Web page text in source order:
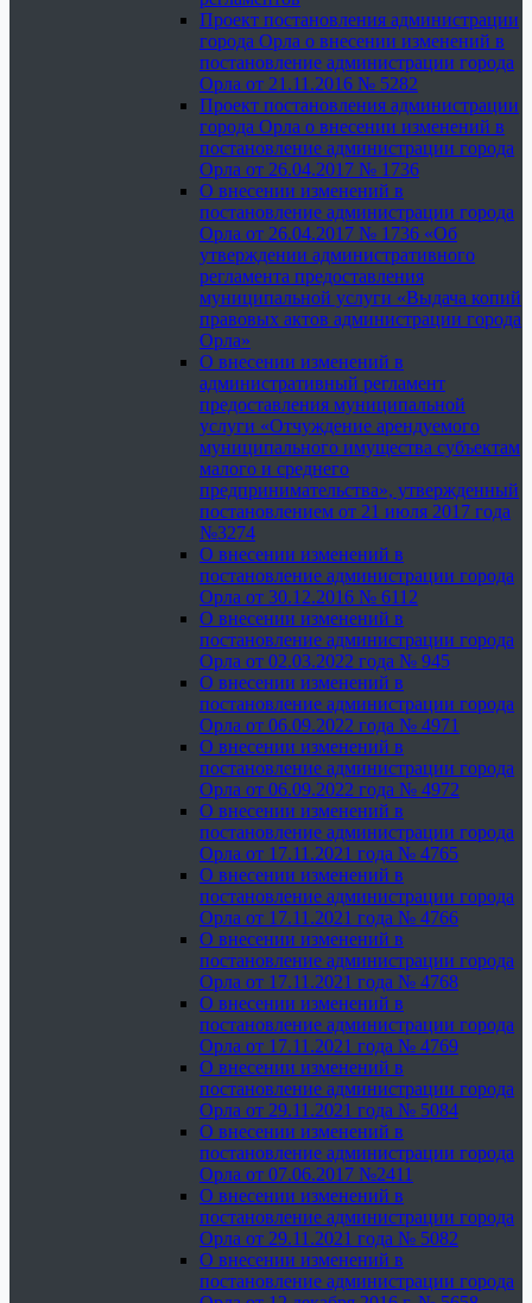
Проект постановления администрации
города Орла о внесении изменений в
постановление администрации города
Орла от 21.11.2016 № 5282
Проект постановления администрации
города Орла о внесении изменений в
постановление администрации города
Орла от 26.04.2017 № 1736
О внесении изменений в
постановление администрации города
Орла от 26.04.2017 № 1736 «Об
утверждении административного
регламента предоставления
муниципальной услуги «Выдача копий
правовых актов администрации города
Орла»
О внесении изменений в
административный регламент
предоставления муниципальной
услуги «Отчуждение арендуемого
муниципального имущества субъектам
малого и среднего
предпринимательства», утвержденный
постановлением от 21 июля 2017 года
№3274
О внесении изменений в
постановление администрации города
Орла от 30.12.2016 № 6112
О внесении изменений в
постановление администрации города
Орла от 02.03.2022 года № 945
О внесении изменений в
постановление администрации города
Орла от 06.09.2022 года № 4971
О внесении изменений в
постановление администрации города
Орла от 06.09.2022 года № 4972
О внесении изменений в
постановление администрации города
Орла от 17.11.2021 года № 4765
О внесении изменений в
постановление администрации города
Орла от 17.11.2021 года № 4766
О внесении изменений в
постановление администрации города
Орла от 17.11.2021 года № 4768
О внесении изменений в
постановление администрации города
Орла от 17.11.2021 года № 4769
О внесении изменений в
постановление администрации города
Орла от 29.11.2021 года № 5084
О внесении изменений в
постановление администрации города
Орла от 07.06.2017 №2411
О внесении изменений в
постановление администрации города
Орла от 29.11.2021 года № 5082
О внесении изменений в
постановление администрации города